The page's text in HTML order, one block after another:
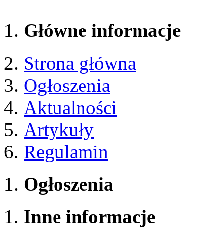
Główne informacje
Strona główna
Ogłoszenia
Aktualności
Artykuły
Regulamin
Ogłoszenia
Inne informacje